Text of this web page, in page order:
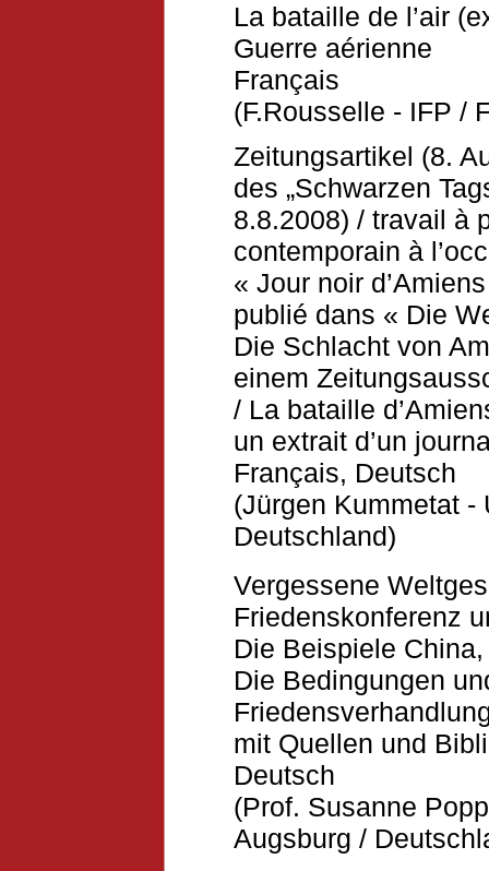
La bataille de l’air
Guerre aérienne
Français
(F.Rousselle - IFP /
Zeitungsartikel (8.
des „Schwarzen
8.8.2008) / travail à
contemporain à
« Jour noir
publié dans « Die
Die Schlacht von
einem
/ La bataille
un extrait d’un
Français, Deutsch
(Jürgen Kummetat -
Deutschland)
Vergessene
Friedenskonferenz
Die Beispiele
Die Bedingungen
mit Quellen und
Deutsch
(Prof. Susanne
Augsburg /